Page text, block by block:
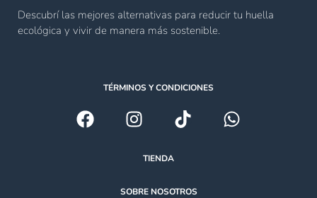
Descubrí las mejores alternativas para reducir tu huella
ecológica y vivir de manera más sostenible.
TÉRMINOS Y CONDICIONES
TIENDA
SOBRE NOSOTROS